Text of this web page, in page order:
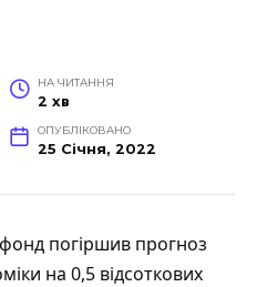
НА ЧИТАННЯ
2 хв
ОПУБЛІКОВАНО
25 Січня, 2022
погіршив прогноз
на 0,5 відсоткових